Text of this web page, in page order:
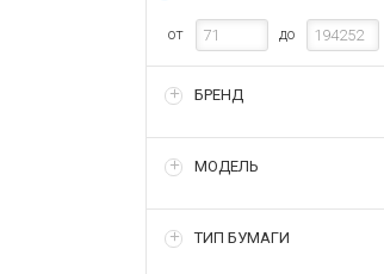
от до
БРЕНД
МОДЕЛЬ
ТИП БУМАГИ